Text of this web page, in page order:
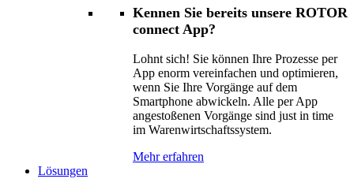
Kennen Sie bereits unsere ROTOR
connect App?
Lohnt sich! Sie können Ihre Prozesse per
App enorm vereinfachen und optimieren,
wenn Sie Ihre Vorgänge auf dem
Smartphone abwickeln. Alle per App
angestoßenen Vorgänge sind just in time
im Warenwirtschaftssystem.
Mehr erfahren
Lösungen